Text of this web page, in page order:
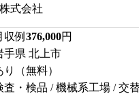
式会社
収例 376,000円
手県 北上市
り（無料）
査・検品 / 機械系工場 / 交